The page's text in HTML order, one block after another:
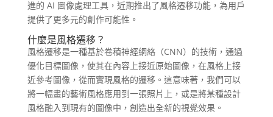
進的 AI 圖像處理工具，近期推出了風格遷移功能，為用戶
提供了更多元的創作可能性。​
什麼是風格遷移？
風格遷移是一種基於卷積神經網絡（CNN）的技術，通過
優化目標圖像，使其在內容上接近原始圖像，在風格上接
近參考圖像，從而實現風格的遷移。​這意味著，我們可以
將一幅畫的藝術風格應用到一張照片上，或是將某種設計
風格融入到現有的圖像中，創造出全新的視覺效果。​